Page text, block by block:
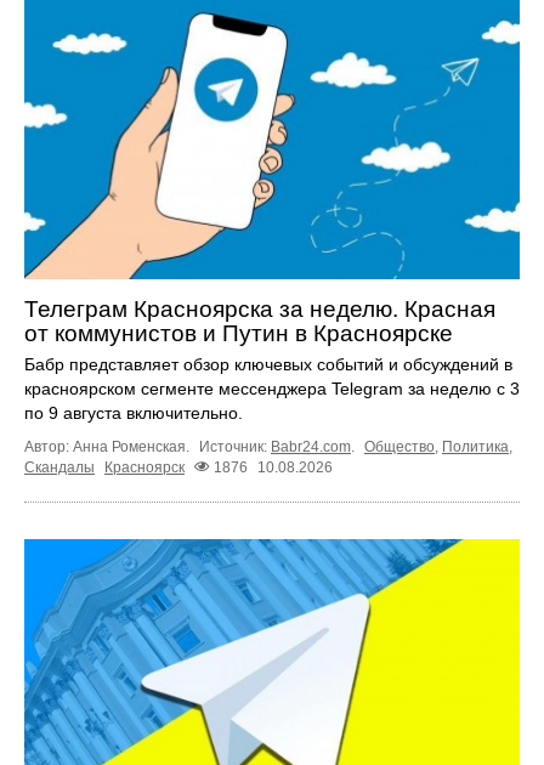
Телеграм Красноярска за неделю. Красная
от коммунистов и Путин в Красноярске
Бабр представляет обзор ключевых событий и обсуждений в
красноярском сегменте мессенджера Telegram за неделю с 3
по 9 августа включительно.
Автор: Анна Роменская. Источник: Babr24.com Общество Политика
Скандалы
Красноярск 1876 10.08.2026